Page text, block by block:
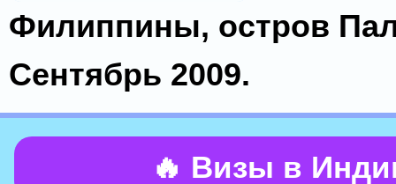
Филиппины, остров
Сентябрь 2009.
🔥 Визы в